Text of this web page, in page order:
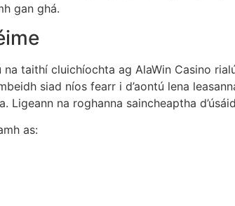
gan ghá.
taithí cluichíochta ag AlaWin Casino
siad níos fearr i d’aontú lena
Ligeann na roghanna saincheaptha
as: